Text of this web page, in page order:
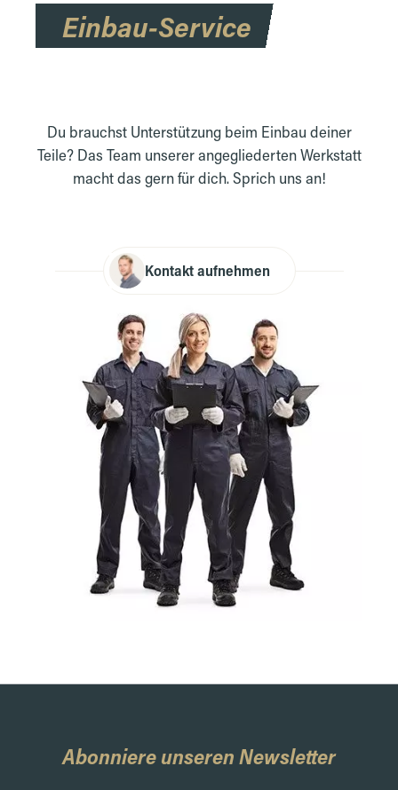
Einbau-Service
Du brauchst Unterstützung beim Einbau deiner
Teile? Das Team unserer angegliederten Werkstatt
macht das gern für dich. Sprich uns an!
Kontakt aufnehmen
Abonniere unseren Newsletter